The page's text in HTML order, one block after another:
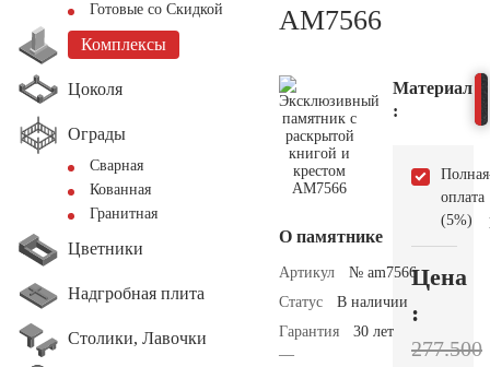
Готовые со Скидкой
Комплексы
Цоколя
Ограды
Сварная
Кованная
Гранитная
Цветники
Надгробная плита
Столики, Лавочки
AM7566
О памятнике
Артикул
№ am7566
Статус
В наличии
Гарантия
—
30 лет
Материал
:
Полная
оплата
(5%)
Цена
:
277.500